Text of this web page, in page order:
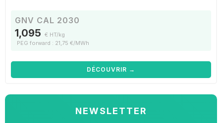
GNV CAL 2030
1,095 € HT/kg
PEG forward : 21,75 €/MWh
DÉCOUVRIR →
NEWSLETTER